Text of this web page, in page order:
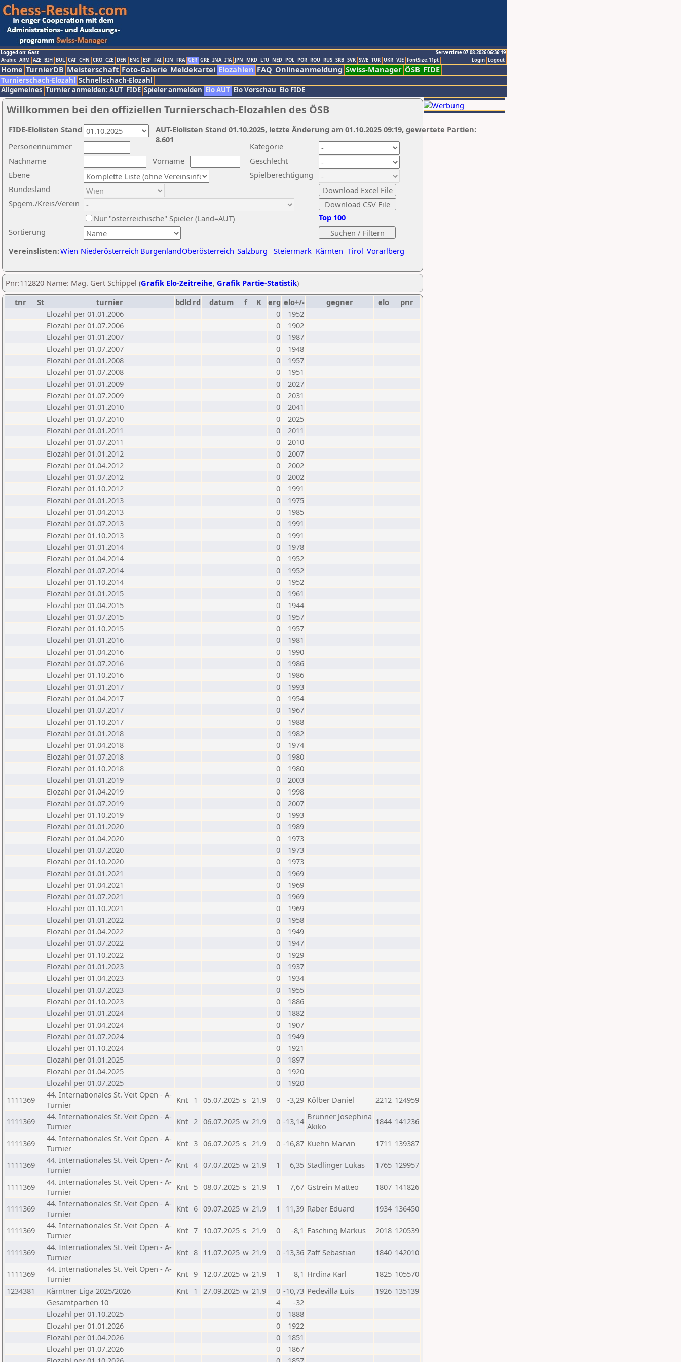
Logged on: Gast
Servertime 07.08.2026 06:36:19
Logout
Login
Arabic ARM AZE BIH BUL CAT CHN CRO CZE DEN ENG ESP FAI FIN FRA GER GRE INA ITA JPN MKD LTU NED POL POR ROU RUS SRB SVK SWE TUR UKR VIE FontSize:11pt
Home TurnierDB Meisterschaft Foto-Galerie Meldekartei Elozahlen FAQ Onlineanmeldung Swiss-Manager ÖSB FIDE
Turnierschach-Elozahl Schnellschach-Elozahl
Allgemeines Turnier anmelden: AUT FIDE Spieler anmelden Elo AUT Elo Vorschau Elo FIDE
Willkommen bei den offiziellen Turnierschach-Elozahlen des ÖSB
Nachname
Vorname
Ebene
Kategorie
Sortierung
Personennummer
Bundesland
Spgem./Kreis/Verein
Geschlecht
Nur "österreichische" Spieler (Land=AUT)
Spielberechtigung
Vereinslisten:Wien Niederösterreich BurgenlandOberösterreich Salzburg Steiermark Kärnten Tirol Vorarlberg
Top 100
AUT-Elolisten Stand 01.10.2025, letzte Änderung am 01.10.2025 09:19, gewertete Partien:
8.601
FIDE-Elolisten Stand
Pnr:112820 Name: Mag. Gert Schippel (Grafik Elo-Zeitreihe, Grafik Partie-Statistik)
tnr
St turnier bdld rd datum f K erg elo+/- gegner elo
pnr
Elozahl per 01.01.2006
0
1952
Elozahl per 01.07.2006
0
1902
Elozahl per 01.01.2007
0
1987
Elozahl per 01.07.2007
0
1948
Elozahl per 01.01.2008
0
1957
Elozahl per 01.07.2008
0
1951
Elozahl per 01.01.2009
0
2027
Elozahl per 01.07.2009
0
2031
Elozahl per 01.01.2010
0
2041
Elozahl per 01.07.2010
0
2025
Elozahl per 01.01.2011
0
2011
Elozahl per 01.07.2011
0
2010
Elozahl per 01.01.2012
0
2007
Elozahl per 01.04.2012
0
2002
Elozahl per 01.07.2012
0
2002
Elozahl per 01.10.2012
0
1991
Elozahl per 01.01.2013
0
1975
Elozahl per 01.04.2013
0
1985
Elozahl per 01.07.2013
0
1991
Elozahl per 01.10.2013
0
1991
Elozahl per 01.01.2014
0
1978
Elozahl per 01.04.2014
0
1952
Elozahl per 01.07.2014
0
1952
Elozahl per 01.10.2014
0
1952
Elozahl per 01.01.2015
0
1961
Elozahl per 01.04.2015
0
1944
Elozahl per 01.07.2015
0
1957
Elozahl per 01.10.2015
0
1957
Elozahl per 01.01.2016
0
1981
Elozahl per 01.04.2016
0
1990
Elozahl per 01.07.2016
0
1986
Elozahl per 01.10.2016
0
1986
Elozahl per 01.01.2017
0
1993
Elozahl per 01.04.2017
0
1954
Elozahl per 01.07.2017
0
1967
Elozahl per 01.10.2017
0
1988
Elozahl per 01.01.2018
0
1982
Elozahl per 01.04.2018
0
1974
Elozahl per 01.07.2018
0
1980
Elozahl per 01.10.2018
0
1980
Elozahl per 01.01.2019
0
2003
Elozahl per 01.04.2019
0
1998
Elozahl per 01.07.2019
0
2007
Elozahl per 01.10.2019
0
1993
Elozahl per 01.01.2020
0
1989
Elozahl per 01.04.2020
0
1973
Elozahl per 01.07.2020
0
1973
Elozahl per 01.10.2020
0
1973
Elozahl per 01.01.2021
0
1969
Elozahl per 01.04.2021
0
1969
Elozahl per 01.07.2021
0
1969
Elozahl per 01.10.2021
0
1969
Elozahl per 01.01.2022
0
1958
Elozahl per 01.04.2022
0
1949
Elozahl per 01.07.2022
0
1947
Elozahl per 01.10.2022
0
1929
Elozahl per 01.01.2023
0
1937
Elozahl per 01.04.2023
0
1934
Elozahl per 01.07.2023
0
1955
Elozahl per 01.10.2023
0
1886
Elozahl per 01.01.2024
0
1882
Elozahl per 01.04.2024
0
1907
Elozahl per 01.07.2024
0
1949
Elozahl per 01.10.2024
0
1921
Elozahl per 01.01.2025
0
1897
Elozahl per 01.04.2025
0
1920
Elozahl per 01.07.2025
0
1920
1111369
44. Internationales St. Veit Open - A-
Turnier
Knt 1 05.07.2025 s 21.9 0 -3,29 Kölber Daniel 2212 124959
1111369
44. Internationales St. Veit Open - A-
Turnier
Knt 2 06.07.2025 w 21.9 0 -13,14 Brunner Josephina
Akiko
1844 141236
1111369
44. Internationales St. Veit Open - A-
Turnier
Knt 3 06.07.2025 s 21.9 0 -16,87 Kuehn Marvin 1711 139387
1111369
44. Internationales St. Veit Open - A-
Turnier
Knt 4 07.07.2025 w 21.9 1 6,35 Stadlinger Lukas 1765 129957
1111369
44. Internationales St. Veit Open - A-
Turnier
Knt 5 08.07.2025 s 21.9 1 7,67 Gstrein Matteo 1807 141826
1111369
44. Internationales St. Veit Open - A-
Turnier
Knt 6 09.07.2025 w 21.9 1 11,39 Raber Eduard 1934 136450
1111369
44. Internationales St. Veit Open - A-
Turnier
Knt 7 10.07.2025 s 21.9 0 -8,1 Fasching Markus 2018 120539
1111369
44. Internationales St. Veit Open - A-
Turnier
Knt 8 11.07.2025 w 21.9 0 -13,36 Zaff Sebastian 1840 142010
1111369
44. Internationales St. Veit Open - A-
Turnier
Knt 9 12.07.2025 w 21.9 1 8,1 Hrdina Karl 1825 105570
1234381
Kärntner Liga 2025/2026 Knt 1 27.09.2025 w 21.9 0 -10,73 Pedevilla Luis 1926 135139
Gesamtpartien 10
4
-32
Elozahl per 01.10.2025
0
1888
Elozahl per 01.01.2026
0
1922
Elozahl per 01.04.2026
0
1851
Elozahl per 01.07.2026
0
1867